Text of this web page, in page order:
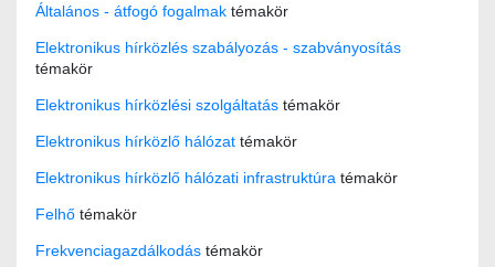
Általános - átfogó fogalmak témakör
Elektronikus hírközlés szabályozás - szabványosítás
témakör
Elektronikus hírközlési szolgáltatás témakör
Elektronikus hírközlő hálózat témakör
Elektronikus hírközlő hálózati infrastruktúra témakör
Felhő témakör
Frekvenciagazdálkodás témakör